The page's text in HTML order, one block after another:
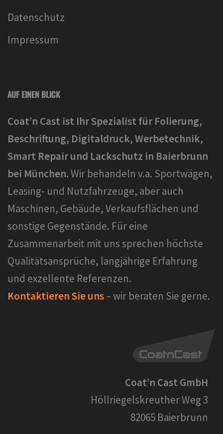
Datenschutz
Impressum
AUF EINEN BLICK
Coat’n Cast ist Ihr Spezialist für Folierung,
Beschriftung, Digitaldruck, Werbetechnik,
Smart Repair und Lackschutz in Baierbrunn
bei München.Wir behandeln v.a. Sportwägen,
Leasing- und Nutzfahrzeuge, aber auch
Maschinen, Gebäude, Verkaufsflächen und
sonstige Gegenstände. Für eine
Zusammenarbeit mit uns sprechen höchste
Qualitätsansprüche, langjährige Erfahrung
und exzellente Referenzen.
Kontaktieren Sie uns– wir beraten Sie gerne.
Coat’n Cast GmbH
Höllriegelskreuther Weg 3
82065 Baierbrunn